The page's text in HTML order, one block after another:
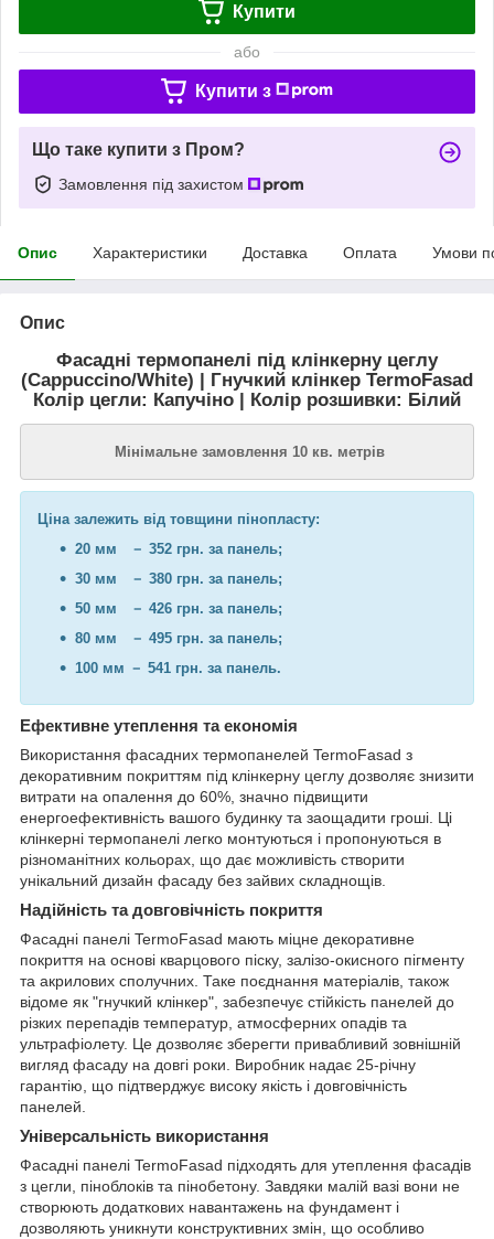
Купити
або
Купити з
Що таке купити з Пром?
Замовлення під захистом
Опис Характеристики Доставка Оплата Умови
Опис
Фасадні термопанелі під клінкерну цеглу
(Cappuccino/White) | Гнучкий клінкер TermoFasad
Колір цегли: Капучіно | Колір розшивки: Білий
Мінімальне замовлення 10 кв. метрів
Ціна залежить від товщини пінопласту:
20 мм － 352 грн. за панель;
30 мм － 380 грн. за панель;
50 мм － 426 грн. за панель;
80 мм － 495 грн. за панель;
100 мм － 541 грн. за панель.
Ефективне утеплення та економія
Використання фасадних термопанелей TermoFasad з
декоративним покриттям під клінкерну цеглу дозволяє знизити
витрати на опалення до 60%, значно підвищити
енергоефективність вашого будинку та заощадити гроші. Ці
клінкерні термопанелі легко монтуються і пропонуються в
різноманітних кольорах, що дає можливість створити
унікальний дизайн фасаду без зайвих складнощів.
Надійність та довговічність покриття
Фасадні панелі TermoFasad мають міцне декоративне
покриття на основі кварцового піску, залізо-окисного пігменту
та акрилових сполучних. Таке поєднання матеріалів, також
відоме як "гнучкий клінкер", забезпечує стійкість панелей до
різких перепадів температур, атмосферних опадів та
ультрафіолету. Це дозволяє зберегти привабливий зовнішній
вигляд фасаду на довгі роки. Виробник надає 25-річну
гарантію, що підтверджує високу якість і довговічність
панелей.
Універсальність використання
Фасадні панелі TermoFasad підходять для утеплення фасадів
з цегли, піноблоків та пінобетону. Завдяки малій вазі вони не
створюють додаткових навантажень на фундамент і
дозволяють уникнути конструктивних змін, що особливо